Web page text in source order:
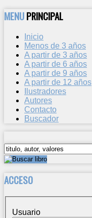
MENUPRINCIPAL
Inicio
Menos de 3 años
A partir de 3 años
A partir de 6 años
A partir de 9 años
A partir de 12 años
Ilustradores
Autores
Contacto
Buscador
ACCESO
Usuario